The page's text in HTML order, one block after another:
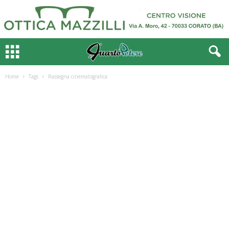
Home Tags Rassegna cinematografica